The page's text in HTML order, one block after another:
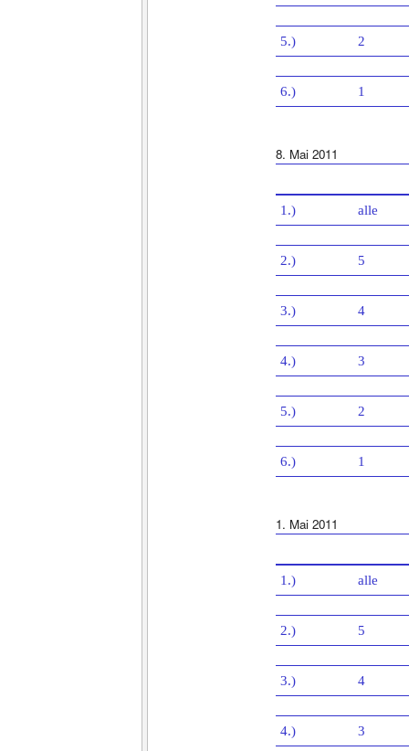
5.) 2
6.) 1
8. Mai 2011
1.) alle
2.) 5
3.) 4
4.) 3
5.) 2
6.) 1
1. Mai 2011
1.) alle
2.) 5
3.) 4
4.) 3